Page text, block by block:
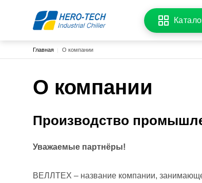
Строка навигации
Главная О компании
О компании
Производство
Уважаемые партнёры!
ВЕЛЛТЕХ – название компании,